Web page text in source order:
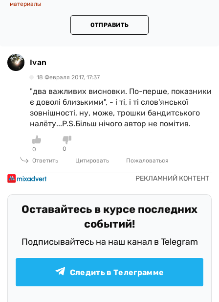
материалы
ОТПРАВИТЬ
Ivan
18 Февраля 2017, 17:37
"два важливих висновки. По-перше, показники
є доволі близькими", - і ті, і ті слов'янської
зовнішності, ну, може, трошки бандитського
налёту...P.S.Більш нічого автор не помітив.
0
0
Ответить
Цитировать Пожаловаться
Оставайтесь в курсе последних
событий!
Подписывайтесь на наш канал в Telegram
Следить в Телеграмме